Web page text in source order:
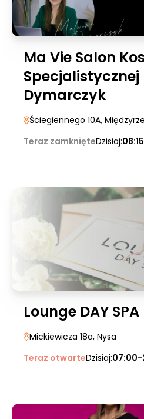
Ma Vie Salon
Dymarczyk
Ściegiennego 10A,
Teraz zamknięteDzisiaj:
Lounge DAY SPA
Mickiewicza 18a, Nysa
Teraz otwarteDzisiaj:07:00-